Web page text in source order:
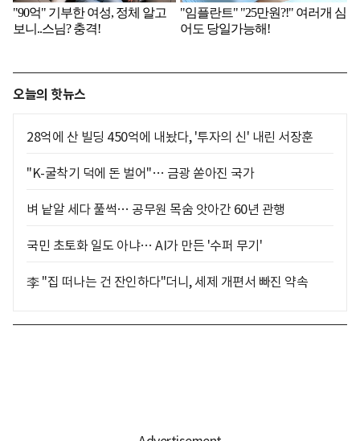
오늘의 핫뉴스
28억에 산 빌딩 450억에 내놨다, '투자의 신' 내린 서장훈
"K-굴착기 덕에 돈 벌어"… 금광 쏟아진 국가
벼 낱알 세다 풀썩… 공무원 목숨 앗아간 60년 관행
국민 초토화 일도 아냐… AI가 만든 '수퍼 무기'
李 "집 떠나는 건 잔인하다"더니, 세제 개편서 빠진 약속